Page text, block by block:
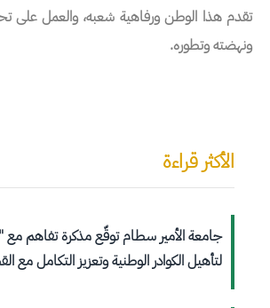
تقدم هذا الوطن ورفاهية شعبه، والعمل على
ونهضته وتطوره.
الأكثر قراءة
جامعة الأمير سطام توقّع مذكرة تفاهم مع
لتأهيل الكوادر الوطنية وتعزيز التكامل مع